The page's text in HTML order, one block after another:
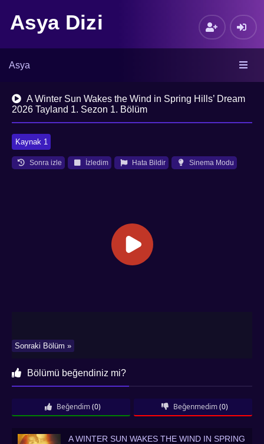
Asya Dizi
Asya
A Winter Sun Wakes the Wind in Spring Hills’ Dream
2026 Tayland 1. Sezon 1. Bölüm
Kaynak 1
Sonra izle İzledim Hata Bildir Sinema Modu
Sonraki Bölüm »
Bölümü beğendiniz mi?
Beğendim (0) Beğenmedim (0)
A Winter Sun Wakes the Wind in Spring Hills’ Dream 2026 Tayland
A WINTER SUN WAKES THE WIND IN SPRING